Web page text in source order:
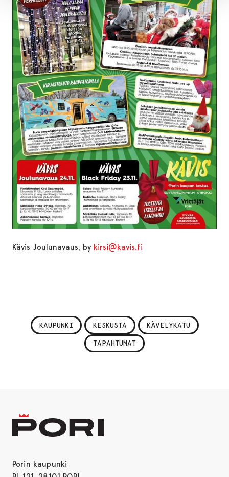
Kävis Joulunavaus, by kirsi@kavis.fi
KAUPUNKI KESKUSTA KÄVELYKATU
TAPAHTUMAT
Porin kaupunki